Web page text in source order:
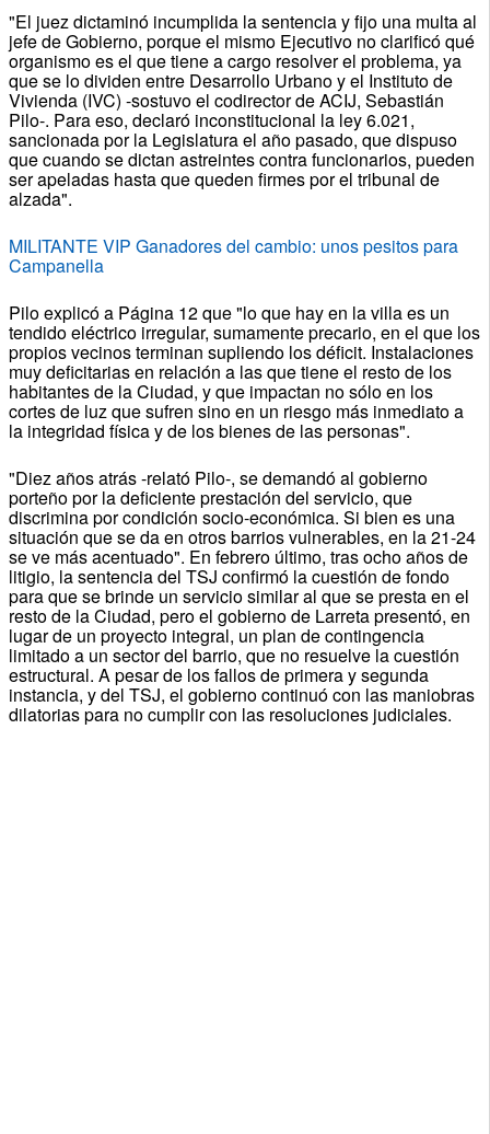
"El juez dictaminó incumplida la sentencia y fijo una multa al
jefe de Gobierno, porque el mismo Ejecutivo no clarificó qué
organismo es el que tiene a cargo resolver el problema, ya
que se lo dividen entre Desarrollo Urbano y el Instituto de
Vivienda (IVC) -sostuvo el codirector de ACIJ, Sebastián
Pilo-. Para eso, declaró inconstitucional la ley 6.021,
sancionada por la Legislatura el año pasado, que dispuso
que cuando se dictan astreintes contra funcionarios, pueden
ser apeladas hasta que queden firmes por el tribunal de
alzada".
MILITANTE VIP Ganadores del cambio: unos pesitos para
Campanella
Pilo explicó a Página 12 que "lo que hay en la villa es un
tendido eléctrico irregular, sumamente precario, en el que los
propios vecinos terminan supliendo los déficit. Instalaciones
muy deficitarias en relación a las que tiene el resto de los
habitantes de la Ciudad, y que impactan no sólo en los
cortes de luz que sufren sino en un riesgo más inmediato a
la integridad física y de los bienes de las personas".
"Diez años atrás -relató Pilo-, se demandó al gobierno
porteño por la deficiente prestación del servicio, que
discrimina por condición socio-económica. Si bien es una
situación que se da en otros barrios vulnerables, en la 21-24
se ve más acentuado". En febrero último, tras ocho años de
litigio, la sentencia del TSJ confirmó la cuestión de fondo
para que se brinde un servicio similar al que se presta en el
resto de la Ciudad, pero el gobierno de Larreta presentó, en
lugar de un proyecto integral, un plan de contingencia
limitado a un sector del barrio, que no resuelve la cuestión
estructural. A pesar de los fallos de primera y segunda
instancia, y del TSJ, el gobierno continuó con las maniobras
dilatorias para no cumplir con las resoluciones judiciales.